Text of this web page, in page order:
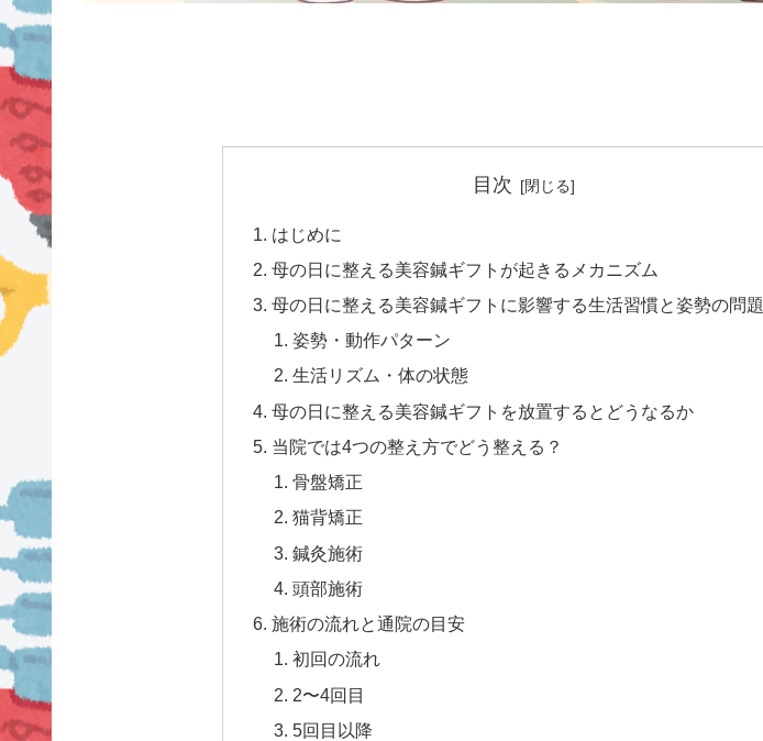
目次
はじめに
母の日に整える美容鍼ギフトが起きるメカニズム
母の日に整える美容鍼ギフトに影響する生活習慣と姿勢の問題
姿勢・動作パターン
生活リズム・体の状態
母の日に整える美容鍼ギフトを放置するとどうなるか
当院では4つの整え方でどう整える？
骨盤矯正
猫背矯正
鍼灸施術
頭部施術
施術の流れと通院の目安
初回の流れ
2〜4回目
5回目以降